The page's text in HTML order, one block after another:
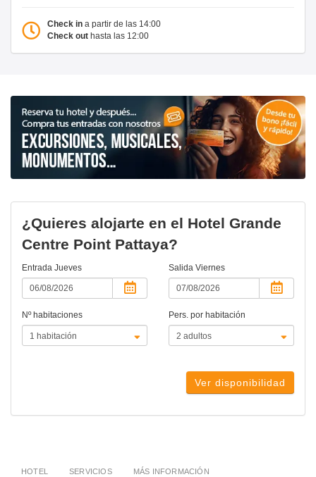
Check in a partir de las 14:00
Check out hasta las 12:00
¿Quieres alojarte en el Hotel Grande
Centre Point Pattaya?
Entrada Jueves Salida Viernes
Nº habitaciones Pers. por habitación
Ver disponibilidad
HOTEL SERVICIOS MÁS INFORMACIÓN